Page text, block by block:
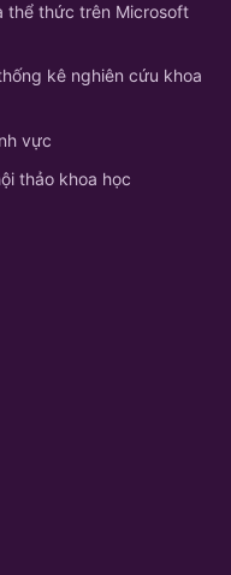
thể thức trên Microsoft
kê nghiên cứu khoa
vực
thảo khoa học